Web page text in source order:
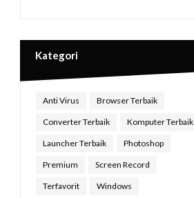
Kategori
Anti Virus Browser Terbaik
Converter Terbaik Komputer Terbaik
Launcher Terbaik Photoshop
Premium Screen Record
Terfavorit Windows